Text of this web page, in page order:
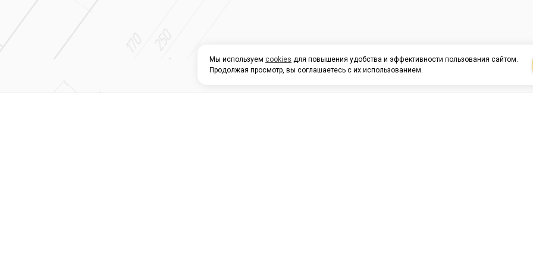
Мы используем cookies для повышения удобства и эффективности пользования сайтом.
Продолжая просмотр, вы соглашаетесь с их использованием.